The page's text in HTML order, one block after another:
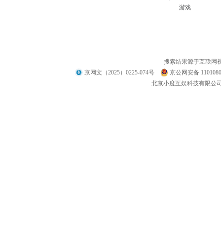
游戏
搜索结果源于互联网
京网文（2025）0225-074号
京公网安备
北京小度互娱科技有限公